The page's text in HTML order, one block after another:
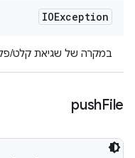
IOException
במקרה של שגיאת קלט/
pushFile